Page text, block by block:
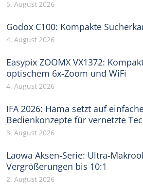
5. August 2026
Godox C100: Kompakte
4. August 2026
Easypix ZOOMX VX1372:
optischem 6x-Zoom und WiFi
4. August 2026
IFA 2026: Hama setzt auf
Bedienkonzepte für vernetzte
3. August 2026
Laowa Aksen-Serie: Ultra-
Vergrößerungen bis 10:1
2. August 2026